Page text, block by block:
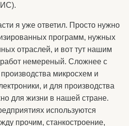
я уже ответил. Просто нужно
программ, нужных
отраслей, и вот тут нашим
немереный. Сложнее с
микросхем и
и для производства
для жизни в нашей стране.
используются
прочим, станкостроение,